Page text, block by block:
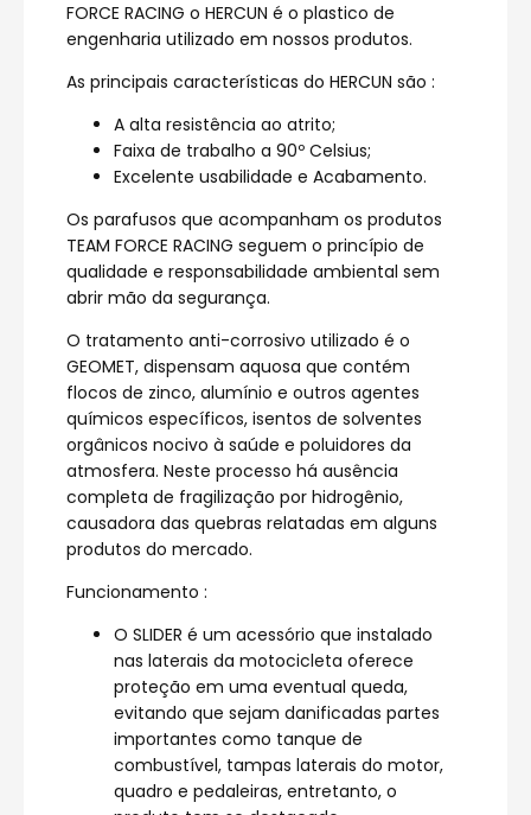
FORCE RACING o HERCUN é o plastico de
engenharia utilizado em nossos produtos.
As principais características do HERCUN são :
A alta resistência ao atrito;
Faixa de trabalho a 90º Celsius;
Excelente usabilidade e Acabamento.
Os parafusos que acompanham os produtos
TEAM FORCE RACING seguem o princípio de
qualidade e responsabilidade ambiental sem
abrir mão da segurança.
O tratamento anti-corrosivo utilizado é o
GEOMET, dispensam aquosa que contém
flocos de zinco, alumínio e outros agentes
químicos específicos, isentos de solventes
orgânicos nocivo à saúde e poluidores da
atmosfera. Neste processo há ausência
completa de fragilização por hidrogênio,
causadora das quebras relatadas em alguns
produtos do mercado.
Funcionamento :
O SLIDER é um acessório que instalado
nas laterais da motocicleta oferece
proteção em uma eventual queda,
evitando que sejam danificadas partes
importantes como tanque de
combustível, tampas laterais do motor,
quadro e pedaleiras, entretanto, o